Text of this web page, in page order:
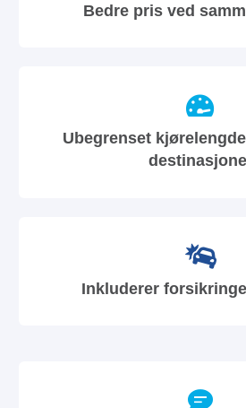
Bedre pris ved
Ubegrenset
Inkluderer